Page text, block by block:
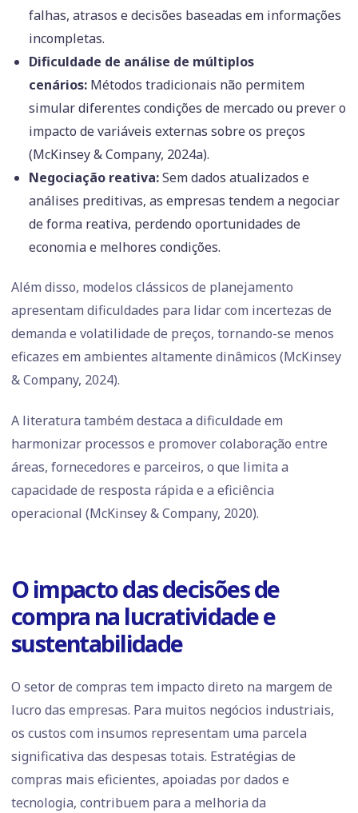
falhas, atrasos e decisões baseadas em informações
incompletas.
Dificuldade de análise de múltiplos
cenários:Métodos tradicionais não permitem
simular diferentes condições de mercado ou prever o
impacto de variáveis externas sobre os preços
(McKinsey & Company, 2024a).
Negociação reativa:Sem dados atualizados e
análises preditivas, as empresas tendem a negociar
de forma reativa, perdendo oportunidades de
economia e melhores condições.
Além disso, modelos clássicos de planejamento
apresentam dificuldades para lidar com incertezas de
demanda e volatilidade de preços, tornando-se menos
eficazes em ambientes altamente dinâmicos (McKinsey
& Company, 2024).
A literatura também destaca a dificuldade em
harmonizar processos e promover colaboração entre
áreas, fornecedores e parceiros, o que limita a
capacidade de resposta rápida e a eficiência
operacional (McKinsey & Company, 2020).
O impacto das decisões de
compra na lucratividade e
sustentabilidade
O setor de compras tem impacto direto na margem de
lucro das empresas. Para muitos negócios industriais,
os custos com insumos representam uma parcela
significativa das despesas totais. Estratégias de
compras mais eficientes, apoiadas por dados e
tecnologia, contribuem para a melhoria da